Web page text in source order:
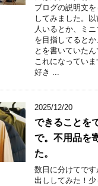
ブログの説明文
してみました。
人いるとか、ミ
を目指してるとか
とを書いていた
これになってい
好き ...
2025/12/20
できることを
で。不用品を
た。
数日に分けてで
出ししてみた！少